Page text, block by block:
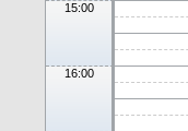
15:00
16:00